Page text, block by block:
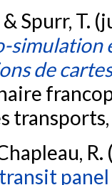
& Spurr, T.
simulation
de